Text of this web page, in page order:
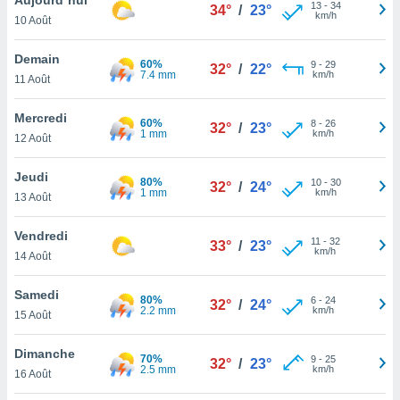
et
»,
au
vous
qu'ils
ou
le
ainsi
un
la
du
10 Août
34° / 23° 13- 34
km/h
Demain
11 Août
60%
7.4 mm
32° / 22° 9- 29
km/h
Mercredi
12 Août
60%
1 mm
32° / 23° 8- 26
km/h
Jeudi
13 Août
80%
1 mm
32° / 24° 10- 30
km/h
Vendredi
14 Août
33° / 23° 11 - 32
km/h
Samedi
15 Août
80%
2.2 mm
32° / 24° 6- 24
km/h
Dimanche
16 Août
70%
2.5 mm
32° / 23° 9- 25
km/h